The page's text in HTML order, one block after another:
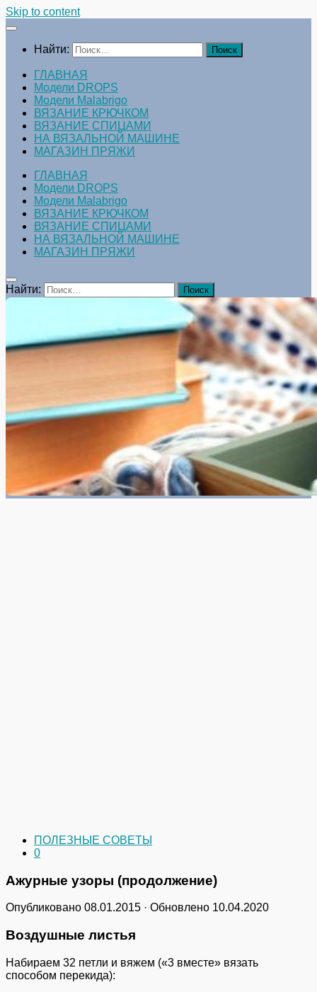
Skip to content
Найти:
ГЛАВНАЯ
Модели DROPS
Модели Malabrigo
ВЯЗАНИЕ КРЮЧКОМ
ВЯЗАНИЕ СПИЦАМИ
НА ВЯЗАЛЬНОЙ МАШИНЕ
МАГАЗИН ПРЯЖИ
ГЛАВНАЯ
Модели DROPS
Модели Malabrigo
ВЯЗАНИЕ КРЮЧКОМ
ВЯЗАНИЕ СПИЦАМИ
НА ВЯЗАЛЬНОЙ МАШИНЕ
МАГАЗИН ПРЯЖИ
Найти:
ПОЛЕЗНЫЕ СОВЕТЫ
0
Ажурные узоры (продолжение)
Опубликовано 08.01.2015 · Обновлено 10.04.2020
Воздушные листья
Набираем 32 петли и вяжем («3 вместе» вязать
способом перекида):